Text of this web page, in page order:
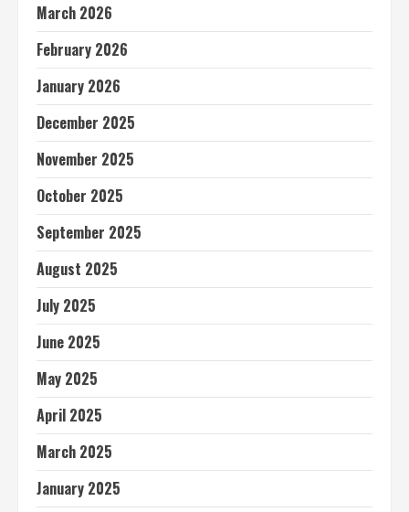
March 2026
February 2026
January 2026
December 2025
November 2025
October 2025
September 2025
August 2025
July 2025
June 2025
May 2025
April 2025
March 2025
January 2025